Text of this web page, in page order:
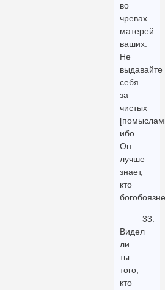
во
чревах
матерей
ваших.
Не
выдавайте
себя
за
чистых
ибо
Он
лучше
знает,
кто
33.
Видел
ли
ты
того,
кто